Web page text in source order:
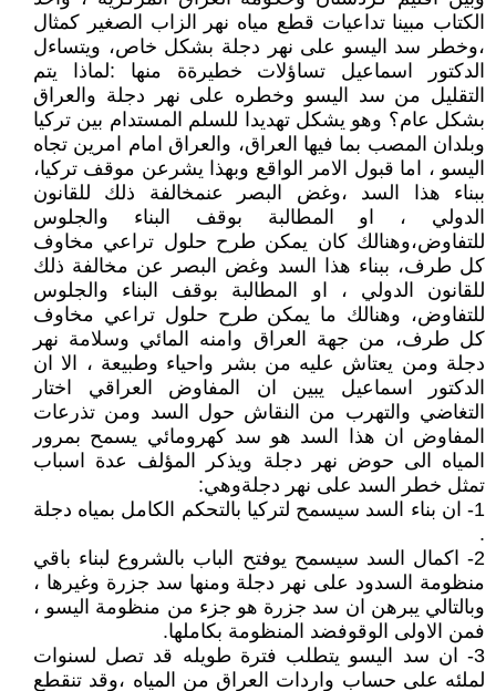
الكتاب مبينا تداعيات قطع مياه نهر الزاب الصغير كمثال
،وخطر سد اليسو على نهر دجلة بشكل خاص، ويتساءل
الدكتور اسماعيل تساؤلات خطيرةة منها :لماذا يتم
التقليل من سد اليسو وخطره على نهر دجلة والعراق
بشكل عام؟ وهو يشكل تهديدا للسلم المستدام بين تركيا
وبلدان المصب بما فيها العراق، والعراق امام امرين تجاه
اليسو ، اما قبول الامر الواقع وبهذا يشرعن موقف تركيا،
ببناء هذا السد ،وغض البصر عنمخالفة ذلك للقانون
الدولي ، او المطالبة بوقف البناء والجلوس
للتفاوض،وهنالك كان يمكن طرح حلول تراعي مخاوف
كل طرف، ببناء هذا السد وغض البصر عن مخالفة ذلك
للقانون الدولي ، او المطالبة بوقف البناء والجلوس
للتفاوض، وهنالك ما يمكن طرح حلول تراعي مخاوف
كل طرف، من جهة العراق وامنه المائي وسلامة نهر
دجلة ومن يعتاش عليه من بشر واحياء وطبيعة ، الا ان
الدكتور اسماعيل يبين ان المفاوض العراقي اختار
التغاضي والتهرب من النقاش حول السد ومن تذرعات
المفاوض ان هذا السد هو سد كهرومائي يسمح بمرور
المياه الى حوض نهر دجلة ويذكر المؤلف عدة اسباب
تمثل خطر السد على نهر دجلةوهي:
1- ان بناء السد سيسمح لتركيا بالتحكم الكامل بمياه دجلة
.
2- اكمال السد سيسمح يوفتح الباب بالشروع لبناء باقي
منظومة السدود على نهر دجلة ومنها سد جزرة وغيرها ،
وبالتالي يبرهن ان سد جزرة هو جزء من منظومة اليسو ،
فمن الاولى الوقوفضد المنظومة بكاملها.
3- ان سد اليسو يتطلب فترة طويله قد تصل لسنوات
لملئه على حساب واردات العراق من المياه ،وقد تنقطع